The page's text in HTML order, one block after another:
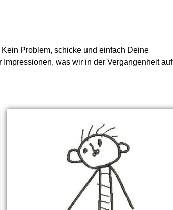
Problem, schicke und einfach Deine
was wir in der Vergangenheit auf